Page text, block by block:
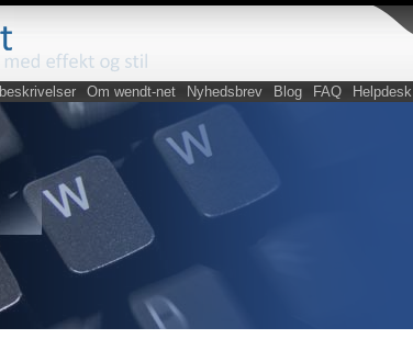
Om wendt-net Nyhedsbrev Blog FAQ Helpdesk